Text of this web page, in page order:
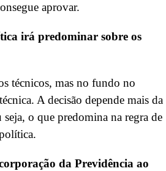
aprovar.
irá predominar sobre os
técnicos, mas no fundo no
A decisão depende mais da
o que predomina na regra de
da Previdência ao